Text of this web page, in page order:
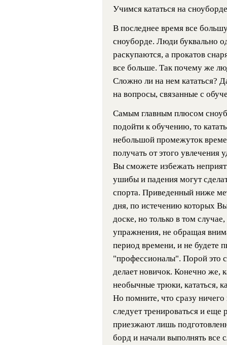
Учимся кататься на
В последнее время все
сноуборде. Люди буквально
раскупаются, а прокатов
все больше. Так почему же
Сложно ли на нем кататься?
на вопросы, связанные с
Самым главным плюсом
подойти к обучению, то
небольшой промежуток
получать от этого
Вы сможете избежать
ушибы и падения могут
спорта. Приведенный ниже
дня, по истечению которых
доске, но только в том
упражнения, не обращая
период времени, и не будете
"профессионалы". Порой это
делает новичок. Конечно же,
необычные трюки, кататься,
Но помните, что сразу ничего
следует тренироваться и еще
приезжают лишь
борд и начали выполнять